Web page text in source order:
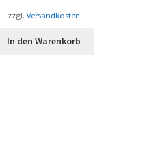
zzgl.Versandkosten
In den Warenkorb